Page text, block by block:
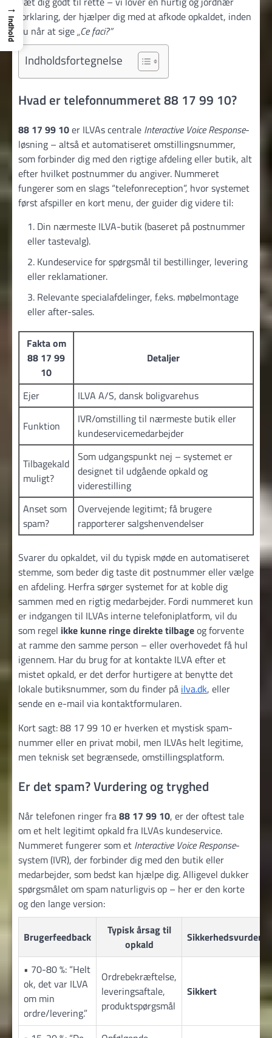
forklaring, der hjælper dig med at afkode opkaldet, inden
du når at sige„Ce faci?”
Indholdsfortegnelse
Hvad er telefonnummeret 88 17 99 10?
88 17 99 10er ILVAs centrale Interactive Voice Response-
løsning – altså et automatiseret omstillingsnummer,
som forbinder dig med den rigtige afdeling eller butik, alt
efter hvilket postnummer du angiver. Nummeret
fungerer som en slags “telefonreception”, hvor systemet
først afspiller en kort menu, der guider dig videre til:
Din nærmeste ILVA-butik (baseret på postnummer
eller tastevalg).
Kundeservice for spørgsmål til bestillinger, levering
eller reklamationer.
Relevante specialafdelinger, f.eks. møbel­montage
eller after-sales.
Fakta om
88 17 99
10
Detaljer
Ejer ILVA A/S, dansk boligvarehus
Funktion
IVR/omstilling til nærmeste butik eller
kundeservice­medarbejder
Tilbagekald
muligt?
Som udgangspunkt nej – systemet er
designet til udgående opkald og
viderestilling
Anset som
spam?
Overvejende legitimt; få brugere
rapporterer salgs­henvendelser
Svarer du opkaldet, vil du typisk møde en automatiseret
stemme, som beder dig taste dit postnummer eller vælge
en afdeling. Herfra sørger systemet for at koble dig
sammen med en rigtig medarbejder. Fordi nummeret kun
er indgangen til ILVAs interne telefoniplatform, vil du
som regel ikke kunne ringe direkte tilbageog forvente
at ramme den samme person – eller overhovedet få hul
igennem. Har du brug for at kontakte ILVA efter et
mistet opkald, er det derfor hurtigere at benytte det
lokale butiksnummer, som du finder på ilva.dk, eller
sende en e-mail via kontaktformularen.
Kort sagt: 88 17 99 10 er hverken et mystisk spam­
nummer eller en privat mobil, men ILVAs helt legitime,
men teknisk set begrænsede, omstillings­platform.
Er det spam? Vurdering og tryghed
Når telefonen ringer fra88 17 99 10, er der oftest tale
om et helt legitimt opkald fra ILVAs kundeservice.
Nummeret fungerer som et Interactive Voice Response-
system (IVR), der forbinder dig med den butik eller
medarbejder, som bedst kan hjælpe dig. Alligevel dukker
spørgsmålet om spam naturligvis op – her er den korte
og den lange version:
Brugerfeedback
Typisk årsag til
opkald
• 70-80 %: “Helt
ok, det var ILVA
om min
ordre/levering.”
Ordrebekræftelse,
leveringsaftale,
produktspørgsmål
Sikkert
→
Indhold